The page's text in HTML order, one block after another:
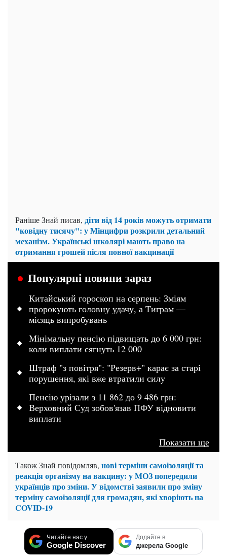
Раніше Знай писав, діти від 14 років можуть отримати
"ковідну тисячу": у Мінцифри розкрили детальний
механізм. Українські школярі мають право на
отримання грошей після повної вакцинації
Популярні новини зараз
Китайський гороскоп на серпень: Зміям
пророкують головну удачу, а Тиграм —
місяць випробувань
Мінімальну пенсію підвищать до 6 000 грн:
коли виплати сягнуть 12 000
Штраф "з повітря": "Резерв+" карає за старі
порушення, які вже втратили силу
Пенсію урізали з 11 862 до 9 486 грн:
Верховний Суд зобов'язав ПФУ відновити
виплати
Показати ще
Також Знай повідомляв, нові терміни самоізоляції та
реакція організму на вакцину: у МОЗ попередили
українців про зміни. У відомстві заявили про зміну
терміну самоізоляції для громадян, які хворіють на
COVID-19
Читайте нас у
Google Discover
Додайте в
джерела Google